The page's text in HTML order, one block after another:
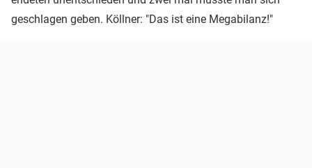
geschlagen geben. Köllner: "Das ist eine Megabilanz!"